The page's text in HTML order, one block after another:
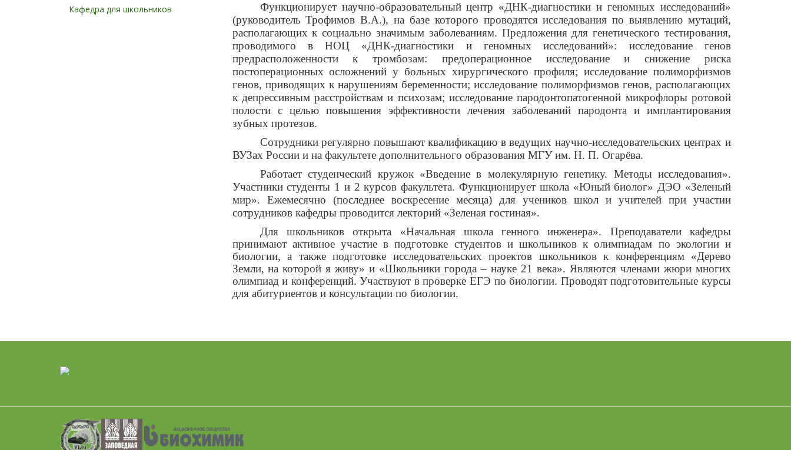
Функционирует научно-образовательный центр «ДНК-диагностики и геномных исследований»
(руководитель Трофимов В.А.), на базе которого проводятся исследования по выявлению мутаций,
располагающих к социально значимым заболеваниям. Предложения для генетического тестирования,
проводимого в НОЦ «ДНК-диагностики и геномных исследований»: исследование генов
предрасположенности к тромбозам: предоперационное исследование и снижение риска
постоперационных осложнений у больных хирургического профиля; исследование полиморфизмов
генов, приводящих к нарушениям беременности; исследование полиморфизмов генов, располагающих
к депрессивным расстройствам и психозам; исследование пародонтопатогенной микрофлоры ротовой
полости с целью повышения эффективности лечения заболеваний пародонта и имплантирования
зубных протезов.
Сотрудники регулярно повышают квалификацию в ведущих научно-исследовательских центрах и
ВУЗах России и на факультете дополнительного образования МГУ им. Н. П. Огарёва.
Работает студенческий кружок «Введение в молекулярную генетику. Методы исследования».
Участники студенты 1 и 2 курсов факультета. Функционирует школа «Юный биолог» ДЭО «Зеленый
мир». Ежемесячно (последнее воскресение месяца) для учеников школ и учителей при участии
сотрудников кафедры проводится лекторий «Зеленая гостиная».
Для школьников открыта «Начальная школа генного инженера». Преподаватели кафедры
принимают активное участие в подготовке студентов и школьников к олимпиадам по экологии и
биологии, а также подготовке исследовательских проектов школьников к конференциям «Дерево
Земли, на которой я живу» и «Школьники города – науке 21 века». Являются членами жюри многих
олимпиад и конференций. Участвуют в проверке ЕГЭ по биологии. Проводят подготовительные курсы
для абитуриентов и консультации по биологии.
Кафедра для школьников